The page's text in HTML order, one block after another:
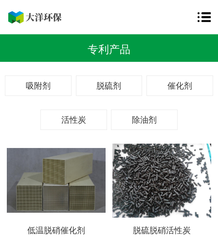
专利产品
吸附剂 脱硫剂 催化剂
活性炭 除油剂
低温脱硝催化剂 脱硫脱硝活性炭